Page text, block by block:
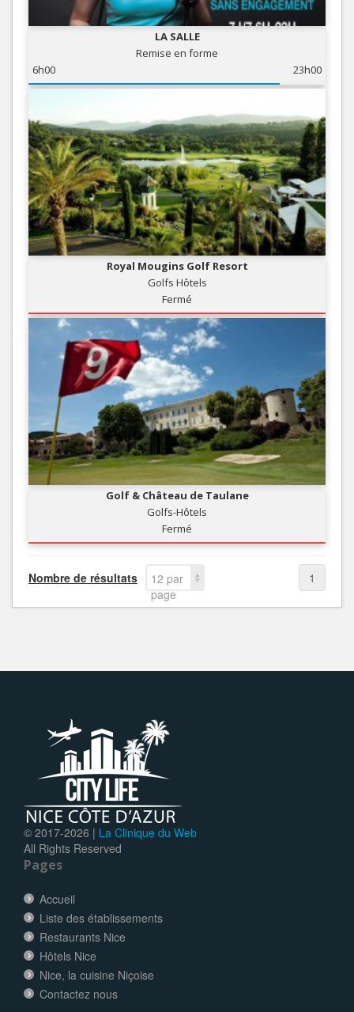
LA SALLE
Remise en forme
6h00
23h00
Royal Mougins Golf Resort
Golfs Hôtels
Fermé
Golf & Château de Taulane
Golfs-Hôtels
Fermé
Nombre de résultats
12 par
page
1
© 2017-2026 | La Clinique du Web
All Rights Reserved
Pages
Accueil
Liste des établissements
Restaurants Nice
Hôtels Nice
Nice, la cuisine Niçoise
Contactez nous